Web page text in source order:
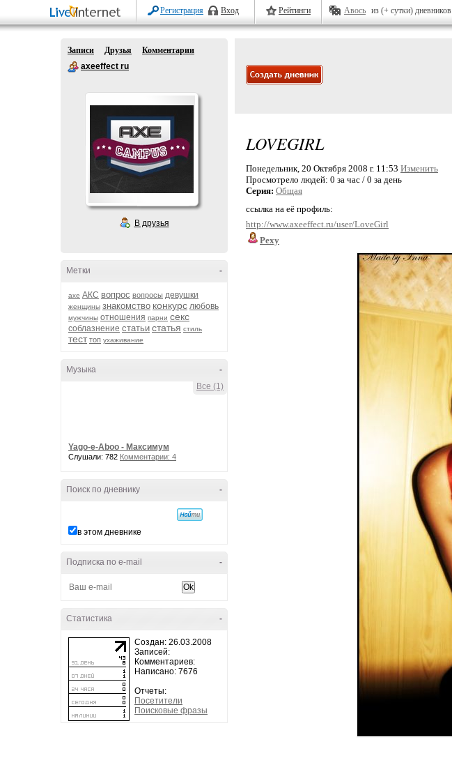
Регистрация Вход Рейтинги Авось из (+ сутки) дневников
Записи Друзья
Комментарии
axeeffect ru
В друзья
-
Метки
axe АКС вопрос вопросы девушки
женщины знакомство конкурс любовь
мужчины отношения парни секс
соблазнение статьи статья стиль
тест топ ухаживание
-
Музыка
Все (1)
Yago-e-Aboo - Максимум
Слушали: 782 Комментарии: 4
-
Поиск по дневнику
в этом дневнике
-
Подписка по e-mail
-
Статистика
Создан: 26.03.2008
Записей:
Комментариев:
Написано: 7676
Отчеты:
Посетители
Поисковые фразы
LOVEGIRL
Понедельник, 20 Октября 2008 г. 11:53 Изменить
Просмотрело людей: 0 за час / 0 за день
Серия: Общая
ссылка на её профиль:
http://www.axeeffect.ru/user/LoveGirl
Pexy